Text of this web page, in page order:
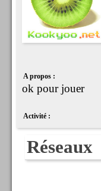
A propos :
ok pour jouer
Activité :
Réseaux